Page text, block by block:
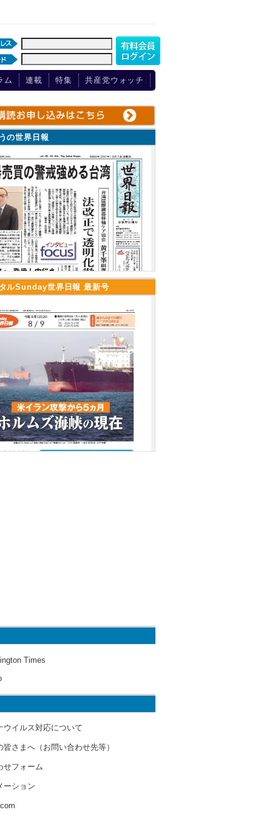
ム 連載 特集 共産党ウォッチ
の世界日報
ルSunday世界日報 最新号
Times
ウイルス対応について
皆さまへ（お問い合わせ先等）
せフォーム
ーション